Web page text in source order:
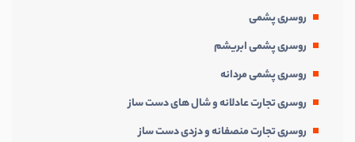
روسری پشمی
روسری پشمی ابریشم
روسری پشمی مردانه
روسری تجارت عادلانه و شال های دست ساز
روسری تجارت منصفانه و دزدی دست ساز